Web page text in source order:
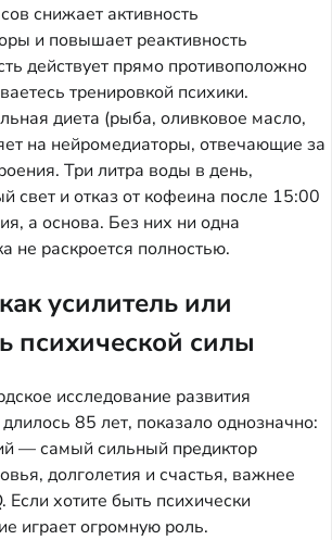
снижает активность
и повышает реактивность
действует прямо противоположно
тренировкой психики.
диета (рыба, оливковое масло,
на нейромедиаторы, отвечающие за
Три литра воды в день,
свет и отказ от кофеина после 15:00
а основа. Без них ни одна
не раскроется полностью.
усилитель или
психической силы
исследование развития
85 лет, показало однозначно:
— самый сильный предиктор
долголетия и счастья, важнее
Если хотите быть психически
играет огромную роль.